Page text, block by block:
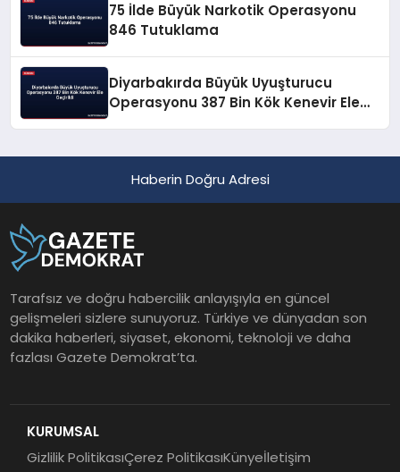
75 İlde Büyük Narkotik Operasyonu
846 Tutuklama
Diyarbakırda Büyük Uyuşturucu
Operasyonu 387 Bin Kök Kenevir Ele
Haberin Doğru Adresi
Tarafsız ve doğru habercilik anlayışıyla en güncel
gelişmeleri sizlere sunuyoruz. Türkiye ve dünyadan son
dakika haberleri, siyaset, ekonomi, teknoloji ve daha
fazlası Gazete Demokrat’ta.
KURUMSAL
Gizlilik PolitikasıÇerez PolitikasıKünyeİletişim